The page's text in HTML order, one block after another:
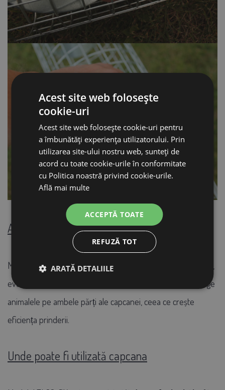
Amplasarea și utilizarea momelii
Momelile se fixează în mijlocul capcanei, direct pe plasă
eventual cu ajutorul unui fir de legătura. Acest design atrage
animalele pe ambele părți ale capcanei, ceea ce crește
eficiența prinderii.
Unde poate fi utilizată capcana
Acest site web folosește
cookie-uri
Acest site web folosește cookie-uri pentru
a îmbunătăți experiența utilizatorului. Prin
utilizarea site-ului nostru web, sunteți de
acord cu toate cookie-urile în conformitate
cu Politica noastră privind cookie-urile.
Află mai multe
ACCEPTĂ TOATE
REFUZĂ TOT
ARATĂ DETALIILE